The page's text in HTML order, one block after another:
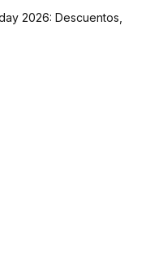
2026: Descuentos,